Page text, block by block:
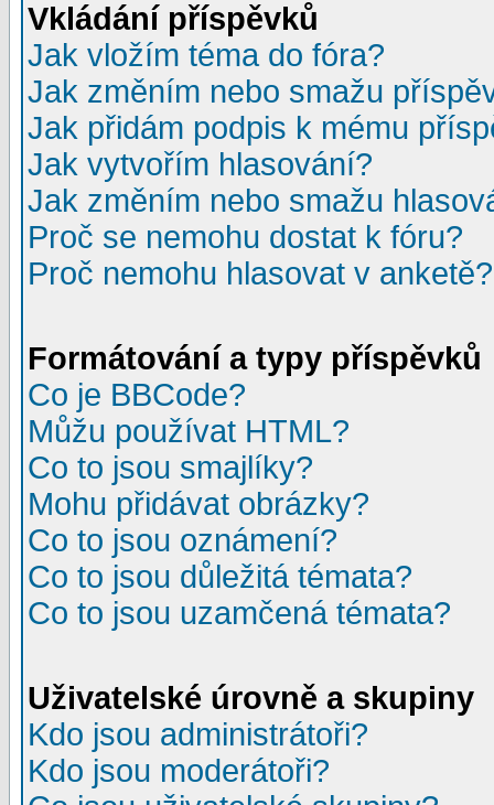
Vkládání příspěvků
Jak vložím téma do fóra?
Jak změním nebo smažu
Jak přidám podpis k mému
Jak vytvořím hlasování?
Jak změním nebo smažu
Proč se nemohu dostat k fóru?
Proč nemohu hlasovat v anketě?
Formátování a typy příspěvků
Co je BBCode?
Můžu používat HTML?
Co to jsou smajlíky?
Mohu přidávat obrázky?
Co to jsou oznámení?
Co to jsou důležitá témata?
Co to jsou uzamčená témata?
Uživatelské úrovně a skupiny
Kdo jsou administrátoři?
Kdo jsou moderátoři?